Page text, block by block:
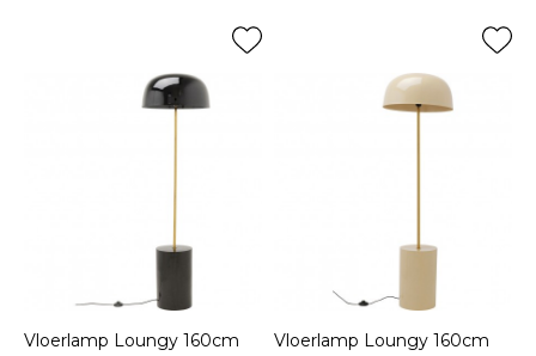
Vloerlamp Loungy 160cm
Vloerlamp Loungy 160cm